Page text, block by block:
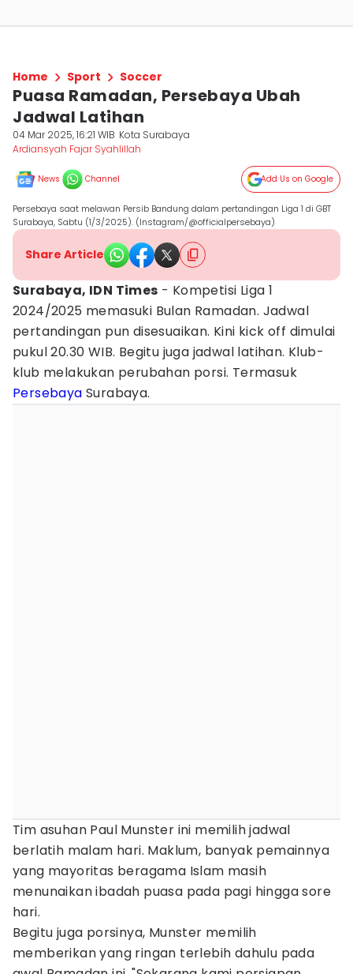
Home Sport Soccer
Puasa Ramadan, Persebaya Ubah
Jadwal Latihan
04 Mar 2025, 16:21 WIB Kota Surabaya
Ardiansyah Fajar Syahlillah
News Channel Add Us on Google
Persebaya saat melawan Persib Bandung dalam pertandingan Liga 1 di GBT
Surabaya, Sabtu (1/3/2025). (Instagram/@officialpersebaya)
Share Article
Surabaya, IDN Times - Kompetisi Liga 1
2024/2025 memasuki Bulan Ramadan. Jadwal
pertandingan pun disesuaikan. Kini kick off dimulai
pukul 20.30 WIB. Begitu juga jadwal latihan. Klub-
klub melakukan perubahan porsi. Termasuk
Persebaya Surabaya.
Tim asuhan Paul Munster ini memilih jadwal
berlatih malam hari. Maklum, banyak pemainnya
yang mayoritas beragama Islam masih
menunaikan ibadah puasa pada pagi hingga sore
hari.
Begitu juga porsinya, Munster memilih
memberikan yang ringan terlebih dahulu pada